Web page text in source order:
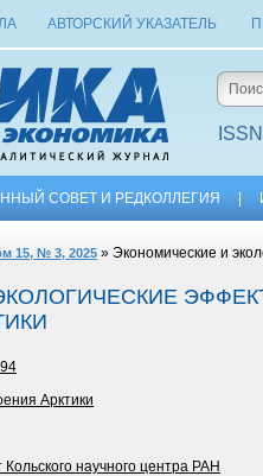
АВТОРСКИЙ УКАЗАТЕЛЬ
СОВЕТ И РЕДКОЛЛЕГИЯ
15, № 3, 2025 » Экономические и
Арктики
Кольского научного центра РАН